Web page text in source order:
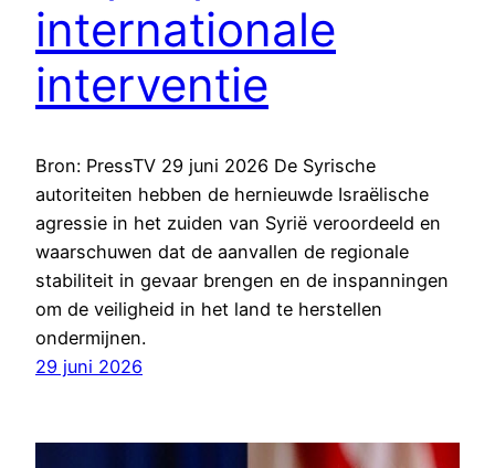
internationale
interventie
Bron: PressTV 29 juni 2026 De Syrische
autoriteiten hebben de hernieuwde Israëlische
agressie in het zuiden van Syrië veroordeeld en
waarschuwen dat de aanvallen de regionale
stabiliteit in gevaar brengen en de inspanningen
om de veiligheid in het land te herstellen
ondermijnen.
29 juni 2026